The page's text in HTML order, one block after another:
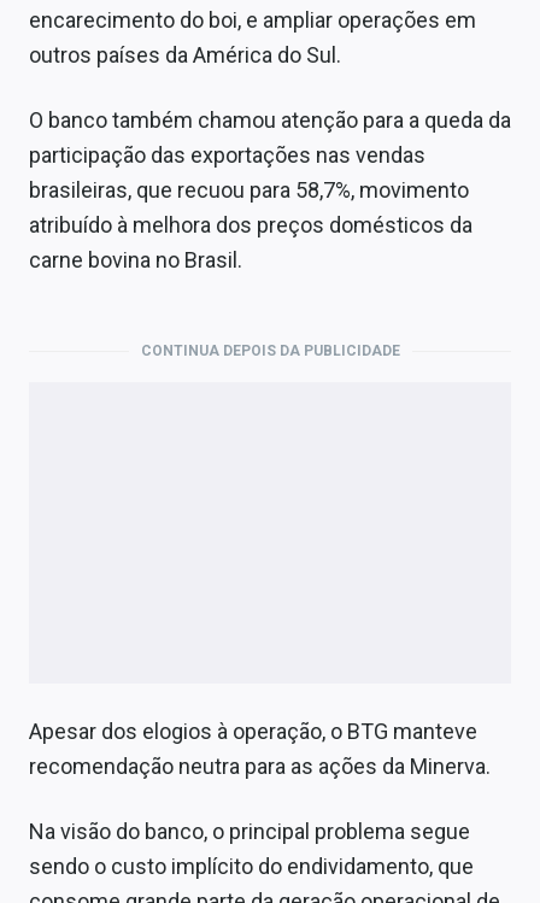
encarecimento do boi, e ampliar operações em
outros países da América do Sul.
O banco também chamou atenção para a queda da
participação das exportações nas vendas
brasileiras, que recuou para 58,7%, movimento
atribuído à melhora dos preços domésticos da
carne bovina no Brasil.
CONTINUA DEPOIS DA PUBLICIDADE
Apesar dos elogios à operação, o BTG manteve
recomendação neutra para as ações da Minerva.
Na visão do banco, o principal problema segue
sendo o custo implícito do endividamento, que